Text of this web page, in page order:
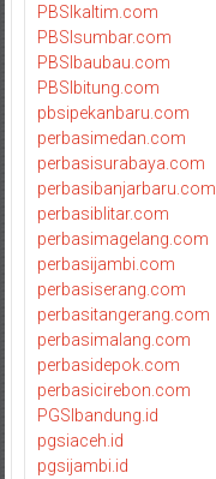
PBSIkaltim.com
PBSIsumbar.com
PBSIbaubau.com
PBSIbitung.com
pbsipekanbaru.com
perbasimedan.com
perbasisurabaya.com
perbasibanjarbaru.com
perbasiblitar.com
perbasimagelang.com
perbasijambi.com
perbasiserang.com
perbasitangerang.com
perbasimalang.com
perbasidepok.com
perbasicirebon.com
PGSIbandung.id
pgsiaceh.id
pgsijambi.id